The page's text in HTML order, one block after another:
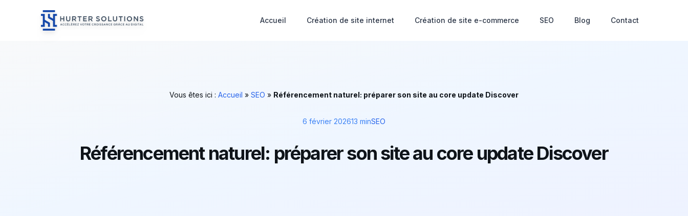
Accueil Création de site internet Création de site e-commerce SEO Blog Contact
Vous êtes ici : Accueil » SEO » Référencement naturel: préparer son site au core update Discover
6 février 202613 minSEO
Référencement naturel: préparer son site au core update Discover